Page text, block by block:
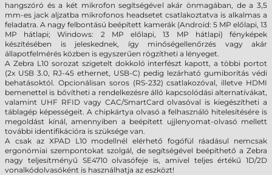
hangszóró és a két mikrofon segítségével akár önmagában, de a 3,5
mm-es jack aljzatba mikrofonos headsetet csatlakoztatva is alkalmas a
feladatra. A nagy felbontású beépített kamerák (Android: 5 MP előlapi, 13
MP hátlapi; Windows: 2 MP előlapi, 13 MP hátlapi) fényképek
készítésében is jeleskednek, így minőségellenőrzés vagy akár
állapotfelmérés közben is egyszerűen rögzítheti a lényeget.
A Zebra L10 sorozat szigetelt dokkoló interfészt kapott, a többi portot
(2x USB 3.0, RJ-45 ethernet, USB-C) pedig lezárható gumiborítás védi
behatásoktól. Opcionálisan soros (RS-232) csatlakozóval, illetve HDMI
bemenettel is bővítheti a rendelkezésre álló kapcsolódási alternatívákat,
valamint UHF RFID vagy CAC/SmartCard olvasóval is kiegészítheti a
táblagép képességeit. A chipkártya olvasó a felhasználó hitelesítésére is
megoldást kínál, amennyiben a beépített ujjlenyomat-olvasó mellett
további identifikációra is szüksége van.
A csak az XPAD
L10 modellnél elérhető fogófül ráadásul nemcsak
ergonómiai szempontokat szolgál, de segítségével beépíthető a Zebra
nagy teljesítményű SE4710 olvasófeje is, amivel teljes értékű 1D/2D
vonalkódolvasóként is használhatja az eszközt!